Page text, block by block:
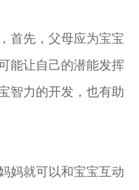
先，父母应为宝宝
能让自己的潜能发挥
智力的开发，也有助
就可以和宝宝互动